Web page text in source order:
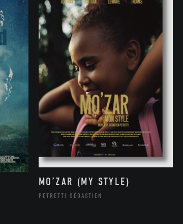
MO’ZAR (MY STYLE)
PETRETTI SÉBASTIEN